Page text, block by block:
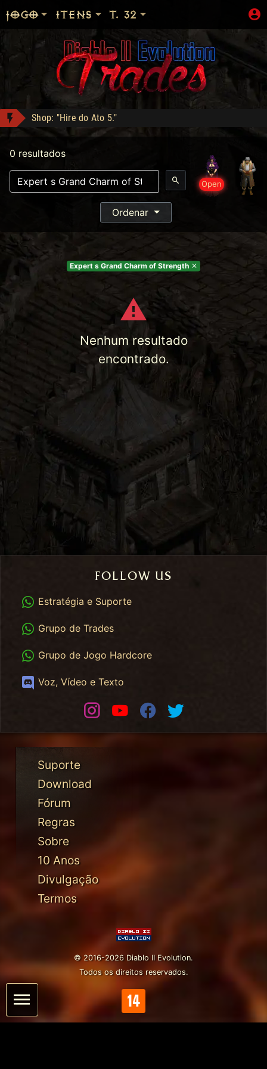
Shop: "Hire do Ato 5."
Sanon conquistou Dark Wanderer!
Zod Stack - Compra: 800
LOJA_DO_FAKE conquistou Vice Baal Speed!
DM conquistou Tryhard 95!
The Stone of Jordan - Compra: 500
JOGO ITENS T. 32
Open
0 resultados
Ordenar
Expert s Grand Charm of Strength
Nenhum resultado
encontrado.
FOLLOW US
WhatsApp
Estratégia e Suporte
WhatsApp Trades
Grupo de Trades
WhatsApp HC
Grupo de Jogo Hardcore
Discord
Voz, Vídeo e Texto
InstagramYoutubeFacebook
Suporte
Download
Fórum
Regras
Sobre
10 Anos
Divulgação
Termos
© 2016-2026 Diablo II Evolution.
Todos os direitos reservados.